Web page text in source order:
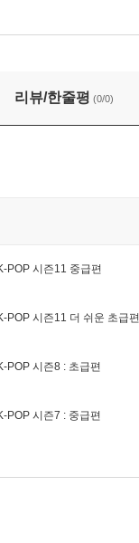
K-POP 시즌11 더 쉬
리뷰/한줄평 (0/0)
POP 시즌11 중급편
POP 시즌11 더 쉬운 초급편
POP 시즌8 : 초급편
POP 시즌7 : 중급편